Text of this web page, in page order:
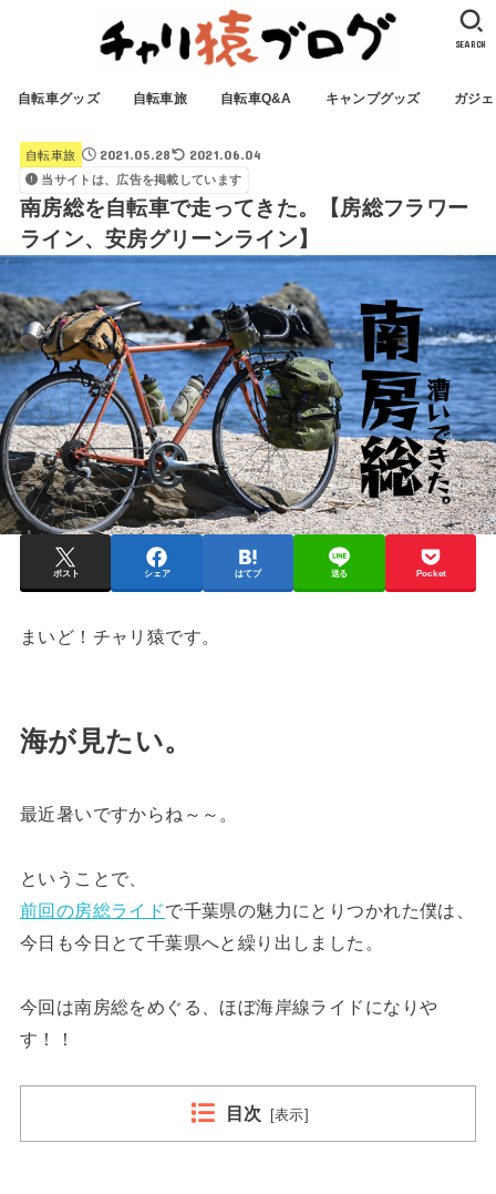
自転車グッズ 自転車旅 自転車Q&A キャンプグッズ ガジ
SEARCH
自転車旅 2021.05.28 2021.06.04
当サイトは、広告を掲載しています
南房総を自転車で走ってきた。【房総フラワー
ライン、安房グリーンライン】
ポスト シェア はてブ 送る Pocket
まいど！チャリ猿です。
海が見たい。
最近暑いですからね～～。
ということで、
前回の房総ライドで千葉県の魅力にとりつかれた僕は、
今日も今日とて千葉県へと繰り出しました。
今回は南房総をめぐる、ほぼ海岸線ライドになりや
す！！
目次 [表示]